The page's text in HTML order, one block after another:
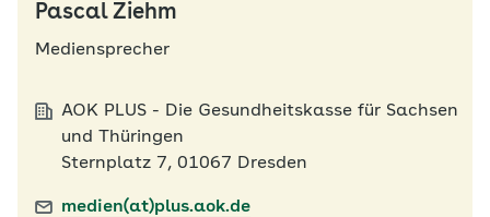
Pascal Ziehm
Mediensprecher
AOK PLUS - Die Gesundheitskasse für Sachsen
und Thüringen
Sternplatz 7, 01067 Dresden
medien(at)plus.aok.de